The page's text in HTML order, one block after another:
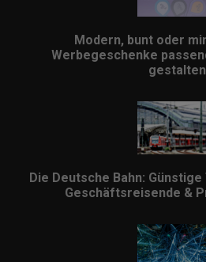
Modern, bunt oder
Werbegeschenke
gestalten
Die Deutsche Bahn:
Geschäftsreisende &